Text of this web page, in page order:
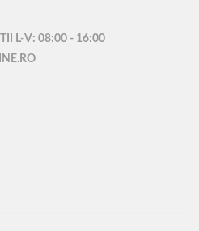
L-V: 08:00 - 16:00